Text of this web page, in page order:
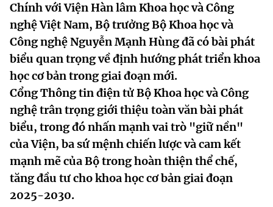
Cơ cấu tổ chức
Lịch sử phát triển
Sở Khoa học và Công nghệ
Khoa học và Công nghệ
Đổi mới sáng tạo
Chuyển đổi số
Bưu chính, Viễn thông
Sở hữu trí tuệ
Tiêu chuẩn, đo lường, chất lượng
Năng lượng nguyên tử
Dịch vụ công
Hệ thống văn bản
Văn bản QPPL
Văn bản chỉ đạo điều hành
Lấy ý kiến người dân về dự thảo VBQPPL
MST IOFFICE
THỐNG KÊ
Khoa học và Công nghệ
Đổi mới sáng tạo
Chuyển đổi số
Multimedia
THƯ ĐIỆN TỬ
Khác
Videos
Chính với Viện Hàn lâm Khoa học và Công
nghệ Việt Nam, Bộ trưởng Bộ Khoa học và
Công nghệ Nguyễn Mạnh Hùng đã có bài phát
biểu quan trọng về định hướng phát triển khoa
học cơ bản trong giai đoạn mới.
Cổng Thông tin điện tử Bộ Khoa học và Công
nghệ trân trọng giới thiệu toàn văn bài phát
biểu, trong đó nhấn mạnh vai trò "giữ nền"
của Viện, ba sứ mệnh chiến lược và cam kết
mạnh mẽ của Bộ trong hoàn thiện thể chế,
tăng đầu tư cho khoa học cơ bản giai đoạn
2025-2030.